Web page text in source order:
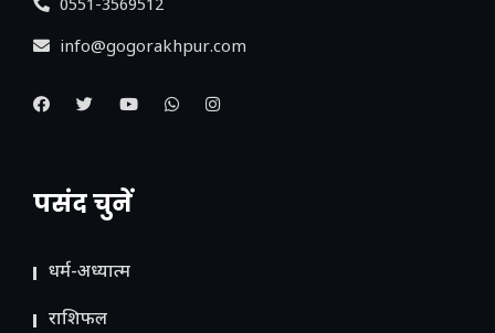
0551-3569512
info@gogorakhpur.com
पसंद चुनें
धर्म-अध्यात्म
राशिफल